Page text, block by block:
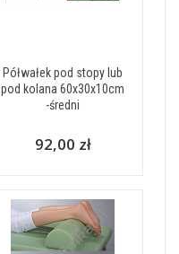
Półwałek pod stopy lub
pod kolana 60x30x10cm
-średni
92,00 zł